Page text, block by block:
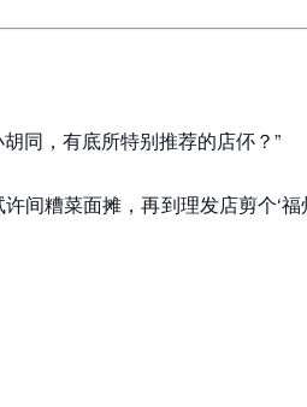
同，有底所特别推荐的店伓？”
间糟菜面摊，再到理发店剪个‘